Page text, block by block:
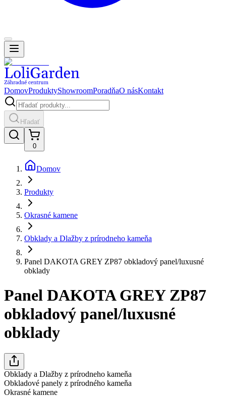
DomovProduktyShowroomPoradňaO násKontakt
Hľadať
0
Domov
Produkty
Okrasné kamene
Obklady a Dlažby z prírodneho kameňa
Panel DAKOTA GREY ZP87 obkladový panel/luxusné
obklady
Panel DAKOTA GREY ZP87
obkladový panel/luxusné
obklady
Obklady a Dlažby z prírodneho kameňa
Obkladové panely z prírodného kameňa
Okrasné kamene